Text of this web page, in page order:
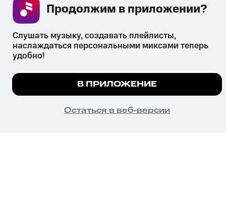
Незаконное потребление наркотических средств,
психотропных веществ, их аналогов причиняет вред здоровью,
их незаконный оборот запрещён и влечёт установленную
законодательством ответственность.
© 2026 ООО «КИОН».
Все права защищены
18+
Мы используем куки, чтобы на сайте все работало.
ПОНЯТНО
Продолжим в приложении?
Слушать музыку, создавать плейлисты,
наслаждаться персональными миксами теперь
удобно!
В ПРИЛОЖЕНИЕ
Остаться в веб-версии